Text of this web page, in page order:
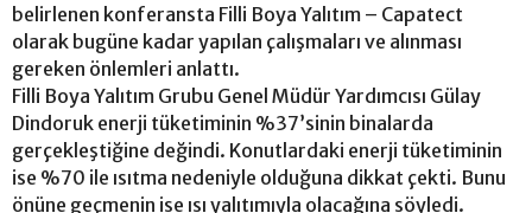
belirlenen konferansta Filli Boya Yalıtım – Capatect
olarak bugüne kadar yapılan çalışmaları ve alınması
gereken önlemleri anlattı.
Filli Boya Yalıtım Grubu Genel Müdür Yardımcısı Gülay
Dindoruk enerji tüketiminin %37’sinin binalarda
gerçekleştiğine değindi. Konutlardaki enerji tüketiminin
ise %70 ile ısıtma nedeniyle olduğuna dikkat çekti. Bunu
önüne geçmenin ise ısı yalıtımıyla olacağına söyledi.